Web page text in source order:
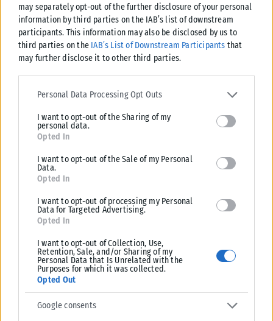
may separately opt-out of the further disclosure of your personal
information by third parties on the IAB’s list of downstream
participants. This information may also be disclosed by us to
third parties on the IAB’s List of Downstream Participants that
may further disclose it to other third parties.
Please note that this website/app uses one or more Google
services and may gather and store information including but not
deny consent to Google and its third-party tags to use your data
for below specified purposes in below Google consent section.
Personal Data Processing Opt Outs
I want to opt-out of the Sharing of my
personal data.
Opted In
I want to opt-out of the Sale of my Personal
Data.
Opted In
I want to opt-out of processing my Personal
Data for Targeted Advertising.
Opted In
I want to opt-out of Collection, Use,
Retention, Sale, and/or Sharing of my
Personal Data that Is Unrelated with the
Purposes for which it was collected.
Opted Out
Google consents
Συναγερμός έχει σημάνει στη Γερμανία μετά από σοβαρό τροχαίο που
σημειώθηκε στο Γκελζενκίρχεν, όταν δύο τραμ συγκρούστηκαν
μετωπικά με αποτέλεσμα...
ΑΝΑΡΤΉΘΗΚΕ ΑΠΌ
ΔΙΕΘΝΉ
Ο Τζάρεντ Λέτο φέρεται να έχασε σημαντικό ρόλο λόγω
καταγγελιών για σεξουαλική παρενόχληση
Ο Τζάρεντ Λέτο φέρεται, σύμφωνα με δημοσιεύματα, να έχασε έναν
σημαντικό κινηματογραφικό ρόλο λόγω κατηγοριών για σεξουαλική